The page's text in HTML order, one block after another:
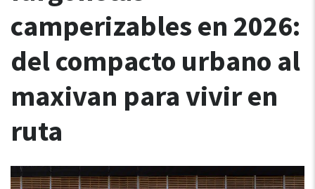
camperizables en 2026:
del compacto urbano al
maxivan para vivir en
ruta